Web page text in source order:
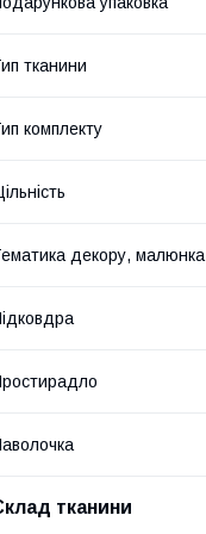
тканини
комплекту
декору, малюнка
тканини